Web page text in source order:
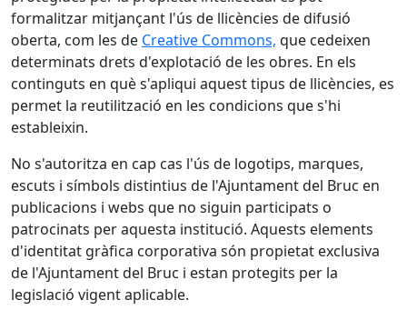
formalitzar mitjançant l'ús de llicències de difusió
oberta, com les de Creative Commons, que cedeixen
determinats drets d'explotació de les obres. En els
continguts en què s'apliqui aquest tipus de llicències, es
permet la reutilització en les condicions que s'hi
estableixin.
No s'autoritza en cap cas l'ús de logotips, marques,
escuts i símbols distintius de l'Ajuntament del Bruc en
publicacions i webs que no siguin participats o
patrocinats per aquesta institució. Aquests elements
d'identitat gràfica corporativa són propietat exclusiva
de l'Ajuntament del Bruc i estan protegits per la
legislació vigent aplicable.